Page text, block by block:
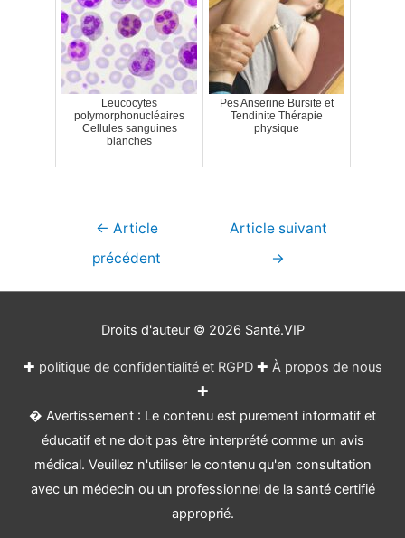
Leucocytes
polymorphonucléaires
Cellules sanguines
blanches
Pes Anserine Bursite et
Tendinite Thérapie
physique
Navigation
← Article
précédent
Article suivant
→
Droits d'auteur © 2026 Santé.VIP
✚ politique de confidentialité et RGPD✚ À propos de nous
✚
� Avertissement : Le contenu est purement informatif et
éducatif et ne doit pas être interprété comme un avis
médical. Veuillez n'utiliser le contenu qu'en consultation
avec un médecin ou un professionnel de la santé certifié
approprié.